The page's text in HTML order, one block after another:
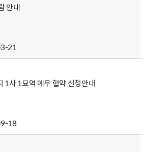
안내
21
1사 1묘역 예우 협약 신청안내
18